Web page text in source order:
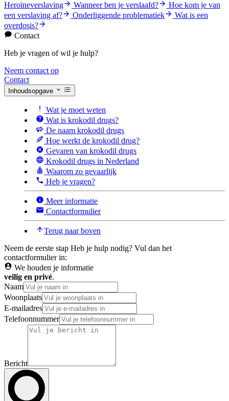
Heroïneverslaving
Wanneer ben je verslaafd?
Hoe kom je van
een verslaving af?
Onderliggende problematiek
Wat is een
overdosis?
Contact
Heb je vragen of wil je hulp?
Neem contact op
Contact
Inhoudsopgave
Wat je moet weten
Wat is krokodil drugs?
De naam krokodil drugs
Hoe werkt de krokodil drug?
Gevaren van krokodil drugs
Krokodil drugs in Nederland
Waarom zo gevaarlijk
Heb je vragen?
Meer informatie
Contactformulier
Terug naar boven
Neem de eerste stap Heb je hulp nodig? Vul dan het
contactformulier in:
We houden je informatie
veilig en privé.
Naam
Woonplaats
E-mailadres
Telefoonnummer
Bericht